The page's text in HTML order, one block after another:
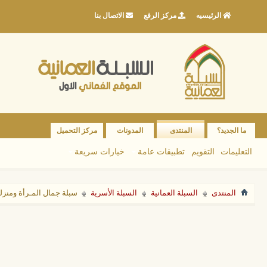
الرئيسيه مركز الرفع الاتصال بنا
ما الجديد؟ المنتدى
التعليمات التقويم تطبيقات عامة خيارات سريعة
المدونات مركز التحميل
المنتدى السبلة العمانية السبلة الأسرية سبلة جمال المـرأة